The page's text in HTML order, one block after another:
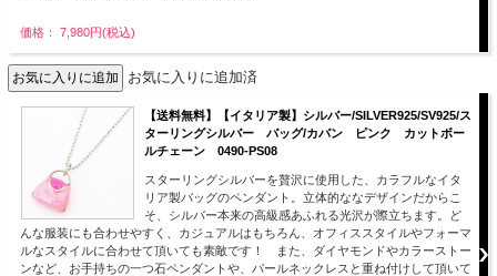
価格： 7,980円(税込)
お気に入りに追加済
【送料無料】【イタリア製】シルバー/SILVER925/SV925/ス
ターリングシルバー バッグ/カバン ピンク カットボー
ルチェーン 0490-PS08
スターリングシルバーを贅沢に使用した、カラフルなイタ
リア製バッグのペンダント。立体的ななデザインだからこ
そ、シルバー本来の高級感あふれる光沢が際立ちます。ど
んな服装にも合わせやすく、カジュアルはもちろん、オフィススタイルやフォーマ
ルなスタイルに合わせて頂いても素敵です！ また、ダイヤモンドやカラーストー
ンなど、お手持ちの一つ石ペンダントや、パールネックレスと重ね付けして頂いて